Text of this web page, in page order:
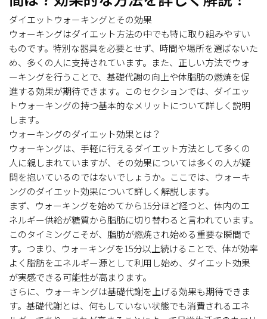
ダイエットウォーキングとその効果
ウォーキングはダイエット方法の中でも特に取り組みやすい
ものです。特別な器具を必要とせず、時間や場所を選ばないた
め、多くの人に支持されています。また、正しい方法でウォ
ーキングを行うことで、基礎代謝の向上や体脂肪の燃焼を促
進する効果が期待できます。このセクションでは、ダイエッ
トウォーキングの持つ基本的なメリットについて詳しく説明
します。
ウォーキングのダイエット効果とは？
ウォーキングは、手軽に行えるダイエット方法として多くの
人に親しまれていますが、その効果については多くの人が疑
問を抱いているのではないでしょうか。ここでは、ウォーキ
ングのダイエット効果について詳しく解説します。
まず、ウォーキングを始めてから15分ほど経つと、体内のエ
ネルギー供給が糖質から脂肪に切り替わると言われています。
このタイミングこそが、脂肪が燃焼され始める重要な瞬間で
す。つまり、ウォーキングを15分以上続けることで、体が効率
よく脂肪をエネルギー源として利用し始め、ダイエット効果
が実感できる可能性が高まります。
さらに、ウォーキングは基礎代謝を上げる効果も期待できま
す。基礎代謝とは、何もしていない状態でも消費されるエネ